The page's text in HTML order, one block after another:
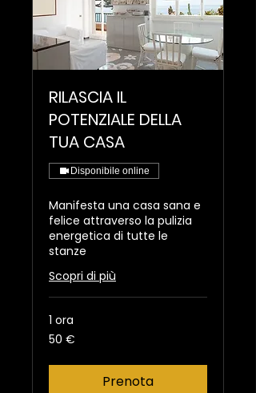
RILASCIA IL
POTENZIALE DELLA
TUA CASA
Disponibile online
Manifesta una casa sana e
felice attraverso la pulizia
energetica di tutte le
stanze
Scopri di più
1 ora
50
euro
50 €
Prenota